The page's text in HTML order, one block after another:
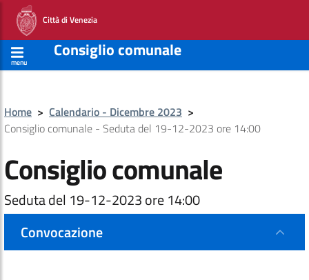
Città di Venezia
menu
Consiglio comunale
Home > Calendario - Dicembre 2023 >
Consiglio comunale - Seduta del 19-12-2023 ore 14:00
Consiglio comunale
Seduta del 19-12-2023 ore 14:00
Convocazione